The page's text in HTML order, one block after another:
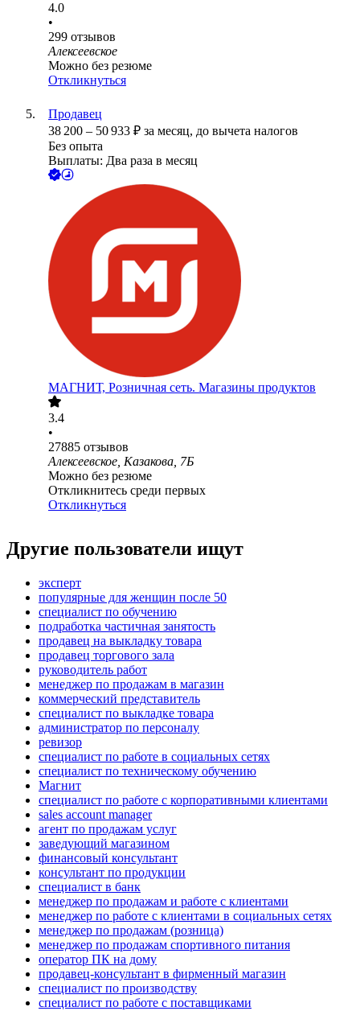
4.0
•
299 отзывов
Алексеевское
Можно без резюме
Откликнуться
Продавец
38 200 – 50 933 ₽ за месяц, до вычета налогов
Без опыта
Выплаты: Два раза в месяц
МАГНИТ, Розничная сеть. Магазины продуктов
3.4
•
27885 отзывов
Алексеевское, Казакова, 7Б
Можно без резюме
Откликнитесь среди первых
Откликнуться
Другие пользователи ищут
эксперт
популярные для женщин после 50
специалист по обучению
подработка частичная занятость
продавец на выкладку товара
продавец торгового зала
руководитель работ
менеджер по продажам в магазин
коммерческий представитель
специалист по выкладке товара
администратор по персоналу
ревизор
специалист по работе в социальных сетях
специалист по техническому обучению
Магнит
специалист по работе с корпоративными клиентами
sales account manager
агент по продажам услуг
заведующий магазином
финансовый консультант
консультант по продукции
специалист в банк
менеджер по продажам и работе с клиентами
менеджер по работе с клиентами в социальных сетях
менеджер по продажам (розница)
менеджер по продажам спортивного питания
оператор ПК на дому
продавец-консультант в фирменный магазин
специалист по производству
специалист по работе с поставщиками